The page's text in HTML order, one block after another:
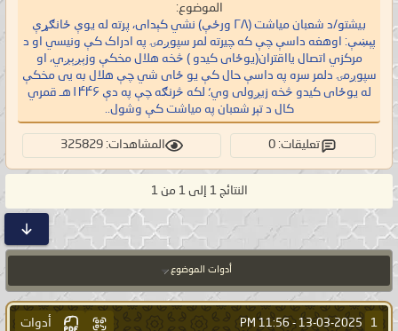
الموضوع:
بيشتو/د شعبان میاشت (۲۸ ورځې) نشي کېدای، پرته له یوې ځانګړې
پېښې: اوهغه داسې چې که چیرته لمر سپوږمۍ په ادراک کې ونیسي او د
مرکزي اتصال یااقتران(یوځای کیدو ) څخه هلال مخکې وزېږېږي، او
سپوږمۍ دلمر سره په داسې حال کې یو ځای شي چې هلال به یی مخکې
له یوځای کیدو څخه زیږولی وي؛ لکه څرنګه چې په دې ۱۴۴۶هـ قمري
کال د تېر شعبان په میاشت کې وشول..
تعليقات: 0 المشاهدات: 325829
النتائج 1 إلى 1 من 1
أدوات الموضوع
1
13-03-2025 -
11:56 PM أدوات